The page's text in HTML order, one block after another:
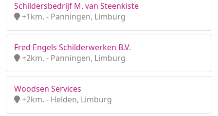
Schildersbedrijf M. van Steenkiste
+1km. - Panningen, Limburg
Fred Engels Schilderwerken B.V.
+2km. - Panningen, Limburg
Woodsen Services
+2km. - Helden, Limburg